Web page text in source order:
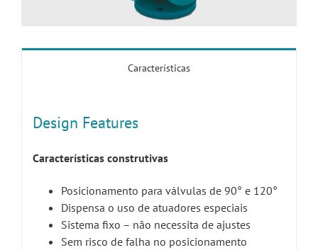
Características
Design Features
Características construtivas
Posicionamento para válvulas de 90° e 120°
Dispensa o uso de atuadores especiais
Sistema fixo – não necessita de ajustes
Sem risco de falha no posicionamento